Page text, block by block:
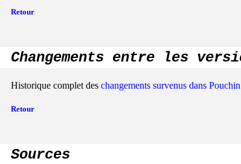
Retour
Changements entre les
Historique complet des changements survenus dans
Retour
Sources